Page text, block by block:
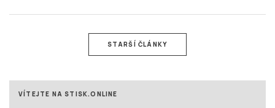
STARŠÍ ČLÁNKY
VÍTEJTE NA STISK.ONLINE